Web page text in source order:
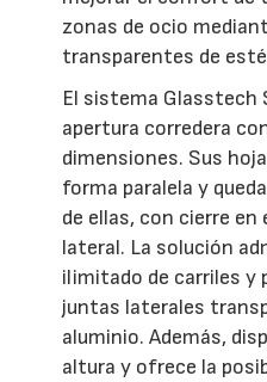
zonas de ocio
transparentes de
El sistema Glasstech
apertura corredera
dimensiones. Sus
forma paralela y
de ellas, con cierre
lateral. La solución
ilimitado de carriles y
juntas laterales
aluminio. Además,
altura y ofrece la